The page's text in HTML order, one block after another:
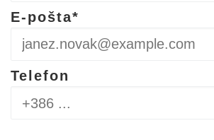
E-pošta*
Telefon